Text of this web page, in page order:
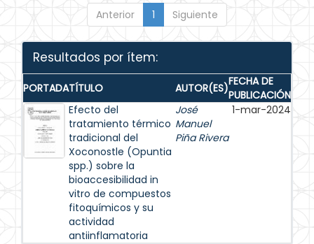
Anterior 1 Siguiente
Resultados por ítem:
PORTADATÍTULO AUTOR(ES)FECHA DE
PUBLICACIÓN
Efecto del
tratamiento térmico
tradicional del
Xoconostle (Opuntia
spp.) sobre la
bioaccesibilidad in
vitro de compuestos
fitoquímicos y su
actividad
antiinflamatoria
José
Manuel
Piña Rivera
1-mar-2024